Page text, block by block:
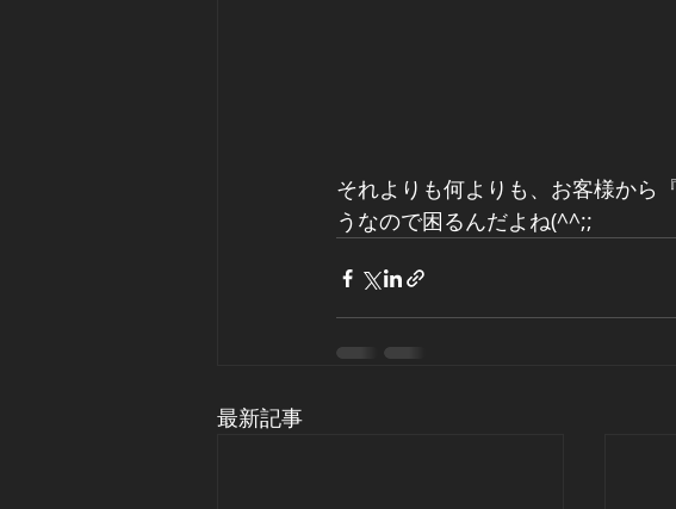
それよりも何よりも、お客様から
うなので困るんだよね(^^;;
最新記事